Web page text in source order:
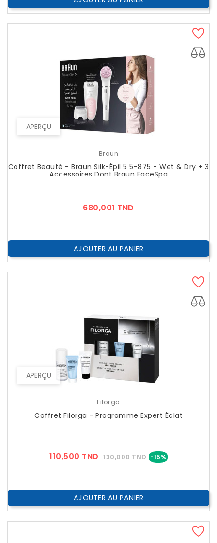
APERÇU
Braun
Coffret Beauté - Braun Silk-Épil 5 5-875 - Wet & Dry + 3
Accessoires Dont Braun FaceSpa
680,001 TND
AJOUTER AU PANIER
APERÇU
Filorga
Coffret Filorga - Programme Expert Éclat
110,500 TND Prix
130,000 TND -15%Prix
AJOUTER AU PANIER